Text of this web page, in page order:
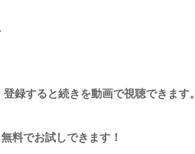
録すると続きを動画で視聴できます。
料でお試しできます！